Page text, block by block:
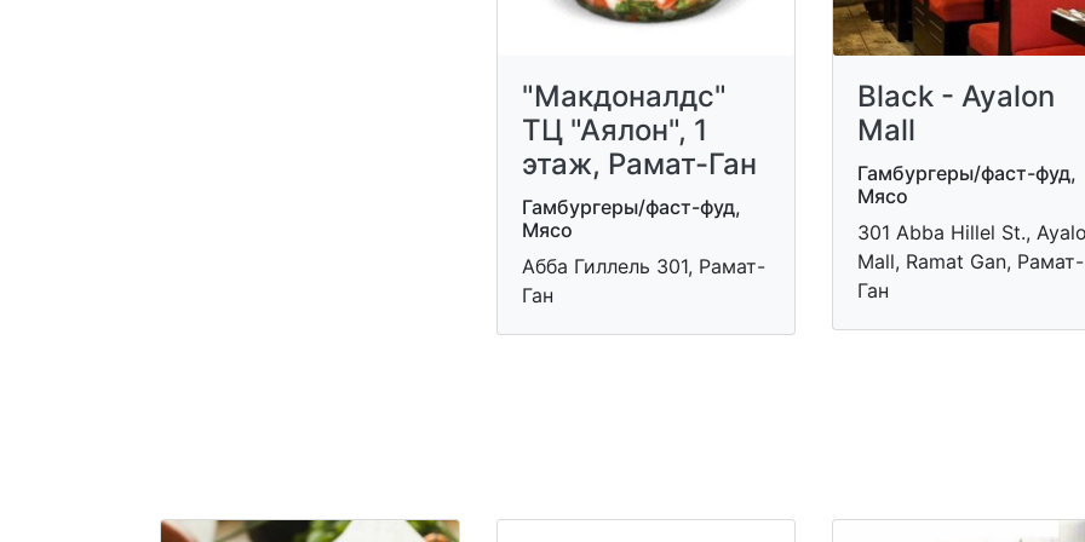
"Макдоналдс"
ТЦ "Аялон", 1
этаж, Рамат-Ган
Гамбургеры/фаст-фуд,
Мясо
Абба Гиллель 301, Рамат-
Ган
Black - Ayalon
Mall
Гамбургеры/фаст-фуд,
Мясо
301 Abba Hillel St.,
Mall, Ramat Gan, Рамат-
Ган